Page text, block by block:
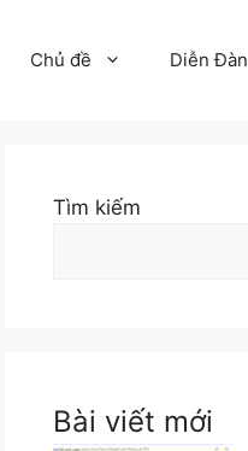
Chủ đề Diễn Đàn
Tìm kiếm
Bài viết mới